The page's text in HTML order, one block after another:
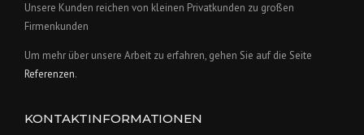
Unsere Kunden reichen von kleinen Privatkunden zu großen
Firmenkunden
Um mehr über unsere Arbeit zu erfahren, gehen Sie auf die Seite
Referenzen.
KONTAKTINFORMATIONEN